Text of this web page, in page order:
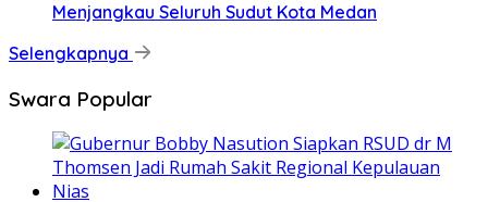
Menjangkau Seluruh Sudut Kota Medan
Selengkapnya
Swara Popular